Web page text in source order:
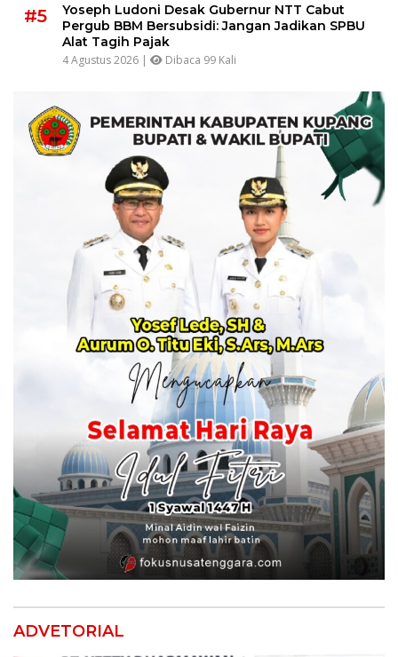
#5
Yoseph Ludoni Desak Gubernur NTT Cabut
Pergub BBM Bersubsidi: Jangan Jadikan SPBU
Alat Tagih Pajak
4 Agustus 2026 | Dibaca 99 Kali
ADVETORIAL